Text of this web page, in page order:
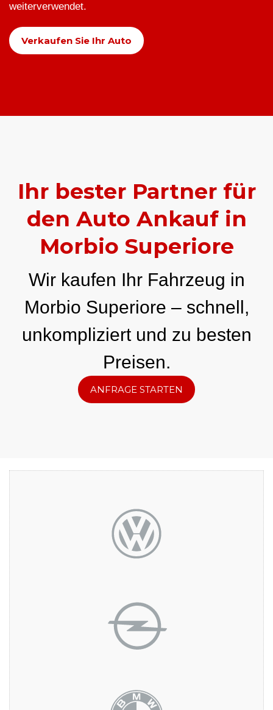
weiterverwendet.
Verkaufen Sie Ihr Auto
Ihr bester Partner für
den Auto Ankauf in
Morbio Superiore
Wir kaufen Ihr Fahrzeug in
Morbio Superiore – schnell,
unkompliziert und zu besten
Preisen.
ANFRAGE STARTEN